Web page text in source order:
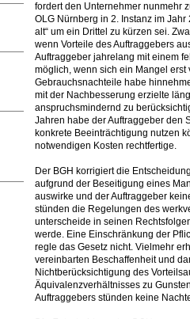
fordert den Unternehmer nunmehr
OLG Nürnberg in 2. Instanz im
alt“ um ein Drittel zu kürzen sei.
wenn Vorteile des Auftraggebers
Auftraggeber jahrelang mit einem
möglich, wenn sich ein Mangel
Gebrauchsnachteile habe
mit der Nachbesserung erzielte
anspruchsmindernd zu
Jahren habe der Auftraggeber den
konkrete Beeinträchtigung nutzen
notwendigen Kosten rechtfertige.
Der BGH korrigiert die
aufgrund der Beseitigung eines
auswirke und der Auftraggeber
stünden die Regelungen des
unterscheide in seinen
werde. Eine Einschränkung der
regle das Gesetz nicht. Vielmehr
vereinbarten Beschaffenheit und
Nichtberücksichtigung des
Äquivalenzverhältnisses zu
Auftraggebers stünden keine